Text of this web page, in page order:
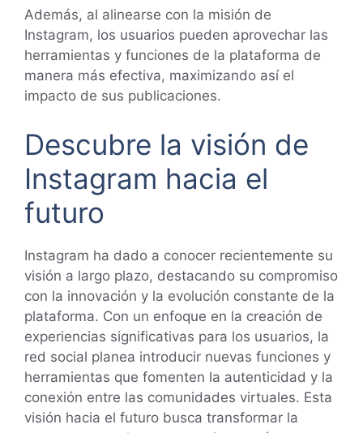
Además, al alinearse con la misión de
Instagram, los usuarios pueden aprovechar las
herramientas y funciones de la plataforma de
manera más efectiva, maximizando así el
impacto de sus publicaciones.
Descubre la visión de
Instagram hacia el
futuro
Instagram ha dado a conocer recientemente su
visión a largo plazo, destacando su compromiso
con la innovación y la evolución constante de la
plataforma. Con un enfoque en la creación de
experiencias significativas para los usuarios, la
red social planea introducir nuevas funciones y
herramientas que fomenten la autenticidad y la
conexión entre las comunidades virtuales. Esta
visión hacia el futuro busca transformar la